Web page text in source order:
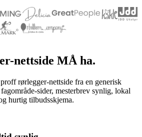
nettside MÅ ha.
rørlegger-nettside fra en generisk
sider, mesterbrev synlig, lokal
hurtig tilbudsskjema.